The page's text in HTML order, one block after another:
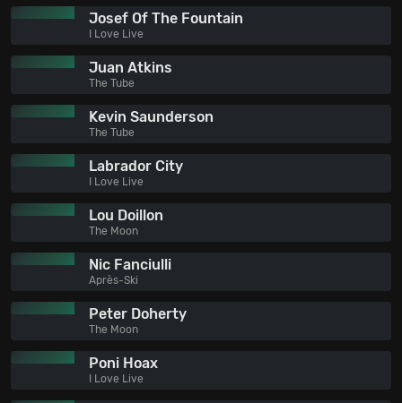
Josef Of The Fountain
I Love Live
Juan Atkins
The Tube
Kevin Saunderson
The Tube
Labrador City
I Love Live
Lou Doillon
The Moon
Nic Fanciulli
Après-Ski
Peter Doherty
The Moon
Poni Hoax
I Love Live